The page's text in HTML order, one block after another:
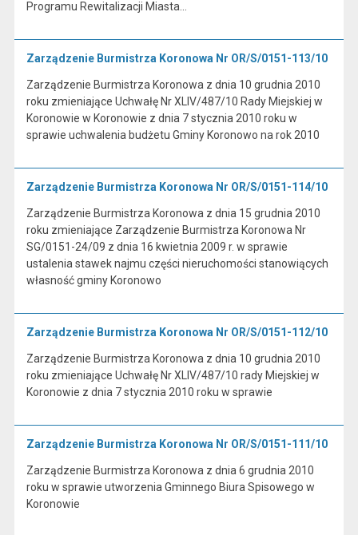
Programu Rewitalizacji Miasta…
Zarządzenie Burmistrza Koronowa Nr OR/S/0151-113/10
Zarządzenie Burmistrza Koronowa z dnia 10 grudnia 2010
roku zmieniające Uchwałę Nr XLIV/487/10 Rady Miejskiej w
Koronowie w Koronowie z dnia 7 stycznia 2010 roku w
sprawie uchwalenia budżetu Gminy Koronowo na rok 2010
Zarządzenie Burmistrza Koronowa Nr OR/S/0151-114/10
Zarządzenie Burmistrza Koronowa z dnia 15 grudnia 2010
roku zmieniające Zarządzenie Burmistrza Koronowa Nr
SG/0151-24/09 z dnia 16 kwietnia 2009 r. w sprawie
ustalenia stawek najmu części nieruchomości stanowiących
własność gminy Koronowo
Zarządzenie Burmistrza Koronowa Nr OR/S/0151-112/10
Zarządzenie Burmistrza Koronowa z dnia 10 grudnia 2010
roku zmieniające Uchwałę Nr XLIV/487/10 rady Miejskiej w
Koronowie z dnia 7 stycznia 2010 roku w sprawie
Zarządzenie Burmistrza Koronowa Nr OR/S/0151-111/10
Zarządzenie Burmistrza Koronowa z dnia 6 grudnia 2010
roku w sprawie utworzenia Gminnego Biura Spisowego w
Koronowie